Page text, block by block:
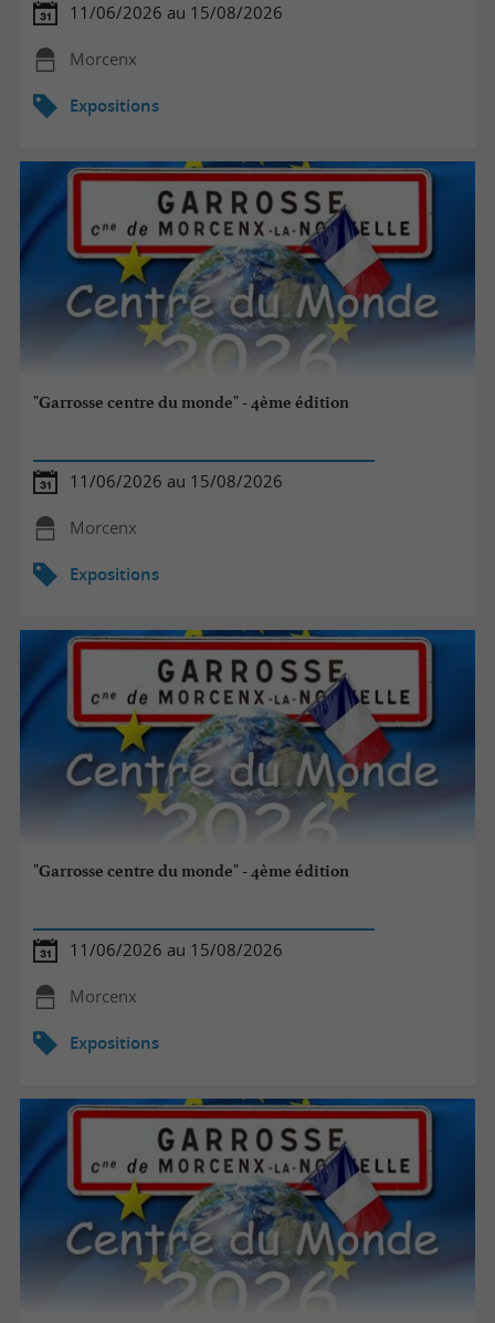
11/06/2026 au 15/08/2026
Morcenx
Expositions
"Garrosse centre du monde" - 4ème édition
11/06/2026 au 15/08/2026
Morcenx
Expositions
"Garrosse centre du monde" - 4ème édition
11/06/2026 au 15/08/2026
Morcenx
Expositions